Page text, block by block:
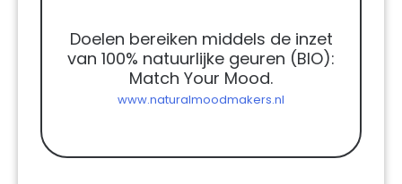
Doelen bereiken middels de inzet
van 100% natuurlijke geuren (BIO):
Match Your Mood.
www.naturalmoodmakers.nl